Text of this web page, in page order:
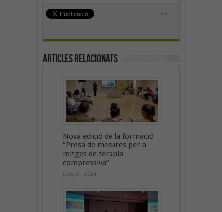
Articles Relacionats
Nova edició de la formació
“Presa de mesures per a
mitges de teràpia
compressiva”
juny 21, 2024